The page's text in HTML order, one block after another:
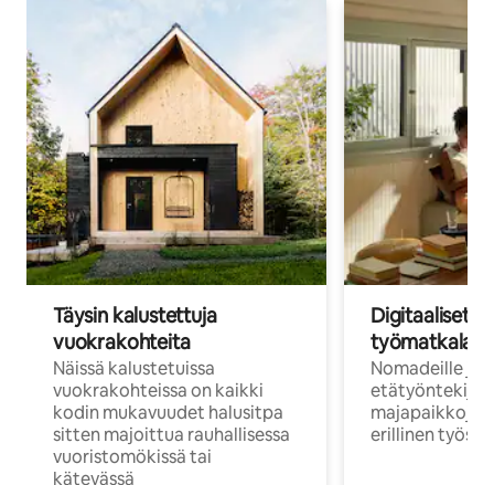
Täysin kalustettuja
vuokrakohteita
Näissä kalustetuissa
vuokrakohteissa on kaikki
kodin mukavuudet halusitpa
sitten majoittua rauhallisessa
vuoristomökissä tai
kätevässä
Digitaaliset
Nomadeille ja
majapaikkoja,
erillinen